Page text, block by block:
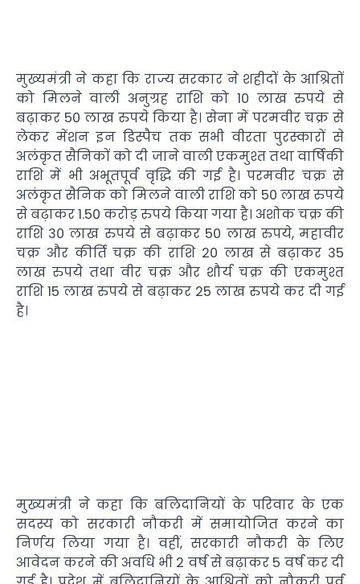
मुख्यमंत्री ने कहा कि राज्य सरकार ने शहीदों के आश्रितों
को मिलने वाली अनुग्रह राशि को 10 लाख रुपये से
बढ़ाकर 50 लाख रुपये किया है। सेना में परमवीर चक्र से
लेकर मेंशन इन डिस्पैच तक सभी वीरता पुरस्कारों से
अलंकृत सैनिकों को दी जाने वाली एकमुश्त तथा वार्षिकी
राशि में भी अभूतपूर्व वृद्धि की गई है। परमवीर चक्र से
अलंकृत सैनिक को मिलने वाली राशि को 50 लाख रुपये
से बढ़ाकर 1.50 करोड़ रुपये किया गया है। अशोक चक्र की
राशि 30 लाख रुपये से बढ़ाकर 50 लाख रुपये, महावीर
चक्र और कीर्ति चक्र की राशि 20 लाख से बढ़ाकर 35
लाख रुपये तथा वीर चक्र और शौर्य चक्र की एकमुश्त
राशि 15 लाख रुपये से बढ़ाकर 25 लाख रुपये कर दी गई
है।
मुख्यमंत्री ने कहा कि बलिदानियों के परिवार के एक
सदस्य को सरकारी नौकरी में समायोजित करने का
निर्णय लिया गया है। वहीं, सरकारी नौकरी के लिए
आवेदन करने की अवधि भी 2 वर्ष से बढ़ाकर 5 वर्ष कर दी